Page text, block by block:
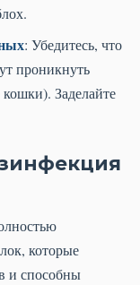
: Убедитесь, что
проникнуть
Заделайте
которые
и способны